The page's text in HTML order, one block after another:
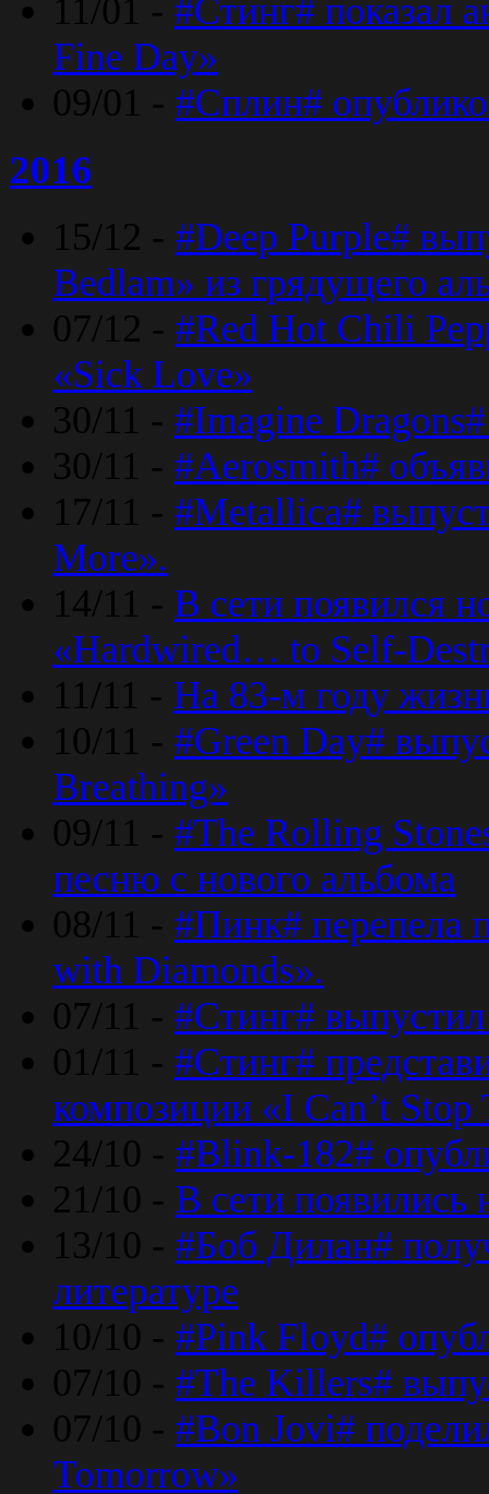
11/01 - #Стинг# показал
Fine Day»
09/01 - #Сплин#
2016
15/12 - #Deep Purple#
Bedlam» из грядущего
07/12 - #Red Hot Chili
«Sick Love»
30/11 - #Imagine
30/11 - #Aerosmith#
17/11 - #Metallica#
More».
14/11 - В сети появился
«Hardwired… to Self-
11/11 - На 83-м году
10/11 - #Green Day#
Breathing»
09/11 - #The Rolling
песню с нового альбома
08/11 - #Пинк# перепела
with Diamonds».
07/11 - #Стинг#
01/11 - #Стинг#
композиции «I Can’t
24/10 - #Blink-182#
21/10 - В сети появились
13/10 - #Боб Дилан#
литературе
10/10 - #Pink Floyd#
07/10 - #The Killers#
07/10 - #Bon Jovi#
Tomorrow»